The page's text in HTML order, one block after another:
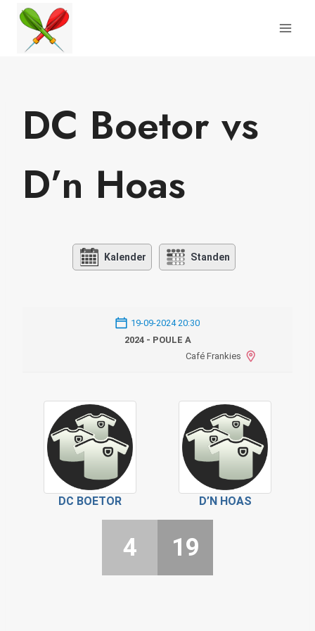
Doorgaan
naar
inhoud
DC Boetor vs
D’n Hoas
Kalender Standen
19-09-2024 20:30
2024 - POULE A
Café Frankies
DC BOETOR D’N HOAS
4 19